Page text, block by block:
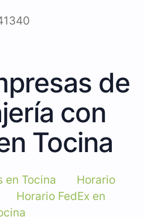
de
con
Tocina
en Tocina
Horario
Horario FedEx en